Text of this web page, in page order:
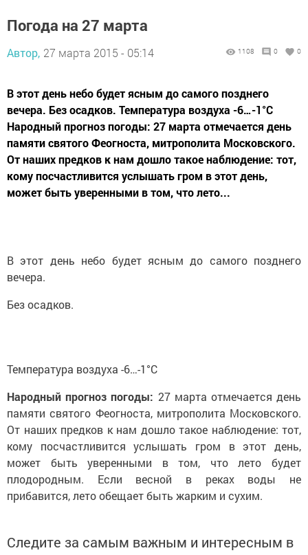
Погода на 27 марта
Автор, 27 марта 2015 - 05:14 1108 0 0
В этот день небо будет ясным до самого позднего
вечера. Без осадков. Температура воздуха -6…-1°C
Народный прогноз погоды: 27 марта отмечается день
памяти святого Феогноста, митрополита Московского.
От наших предков к нам дошло такое наблюдение: тот,
кому посчастливится услышать гром в этот день,
может быть уверенными в том, что лето...
В этот день небо будет ясным до самого позднего
вечера.
Без осадков.
Температура воздуха -6…-1°C
Народный прогноз погоды: 27 марта отмечается день
памяти святого Феогноста, митрополита Московского.
От наших предков к нам дошло такое наблюдение: тот,
кому посчастливится услышать гром в этот день,
может быть уверенными в том, что лето будет
плодородным. Если весной в реках воды не
прибавится, лето обещает быть жарким и сухим.
Следите за самым важным и интересным в